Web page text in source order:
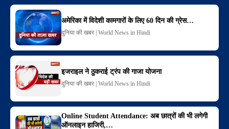
अमेरिका में विदेशी कामगारों के लिए 60 दिन की ग्रेस…
दुनिया की खबर | World News in Hindi
इजराइल ने ठुकराई ट्रंप की गाजा योजना
दुनिया की खबर | World News in Hindi
Online Student Attendance: अब छात्रों की भी लगेगी
ऑनलाइन हाजिरी,…